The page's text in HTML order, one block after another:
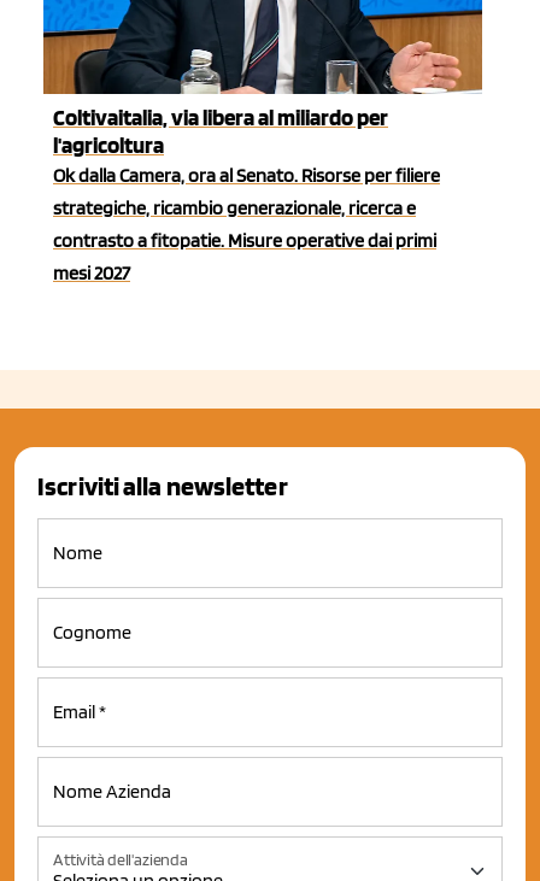
Coltivaitalia, via libera al miliardo per
l'agricoltura
Ok dalla Camera, ora al Senato. Risorse per filiere
strategiche, ricambio generazionale, ricerca e
contrasto a fitopatie. Misure operative dai primi
mesi 2027
Iscriviti alla newsletter
Attività dell'azienda